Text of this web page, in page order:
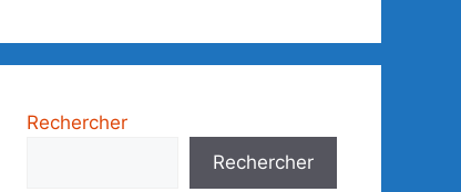
Rechercher
Rechercher